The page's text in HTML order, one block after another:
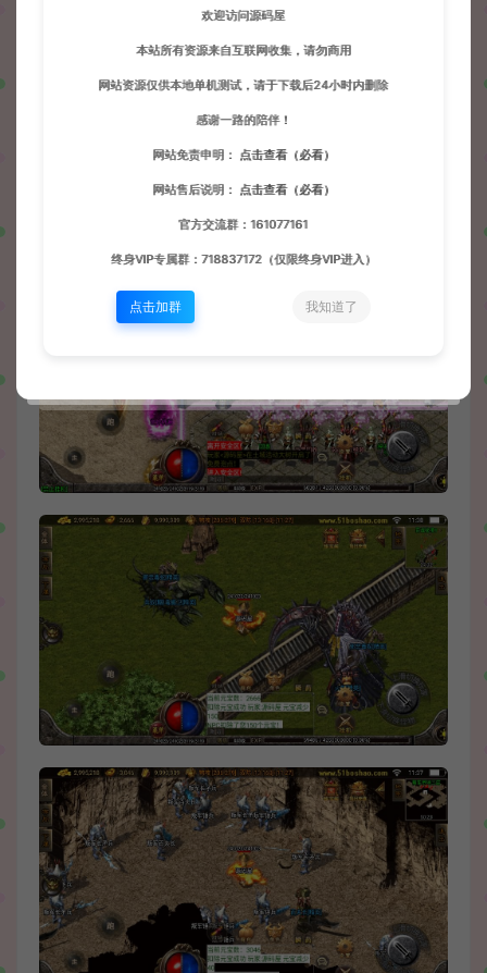
欢迎访问源码屋
本站所有资源来自互联网收集，请勿商用
网站资源仅供本地单机测试，请于下载后24小时内删除
感谢一路的陪伴！
网站免责申明： 点击查看（必看）
网站售后说明： 点击查看（必看）
官方交流群：161077161
终身VIP专属群：718837172（仅限终身VIP进入）
点击加群 我知道了